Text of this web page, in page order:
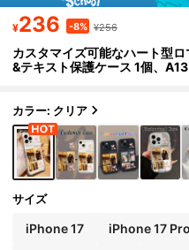
¥236 -8% ¥256
カスタマイズ可能なハート型
&テキスト保護ケース 1個、
Ultra Plus、11、12、13、14、
に対応、シーズンピック、
いい携帯ケース、記念日ギフ
ではない)、誕生日ギフト、
カラー: クリア
サイズ
iPhone 17 iPhone 17 Pro